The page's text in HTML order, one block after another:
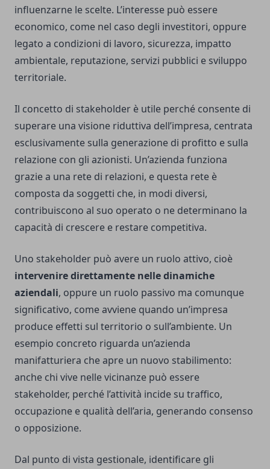
influenzarne le scelte. L’interesse può essere
economico, come nel caso degli investitori, oppure
legato a condizioni di lavoro, sicurezza, impatto
ambientale, reputazione, servizi pubblici e sviluppo
territoriale.
Il concetto di stakeholder è utile perché consente di
superare una visione riduttiva dell’impresa, centrata
esclusivamente sulla generazione di profitto e sulla
relazione con gli azionisti. Un’azienda funziona
grazie a una rete di relazioni, e questa rete è
composta da soggetti che, in modi diversi,
contribuiscono al suo operato o ne determinano la
capacità di crescere e restare competitiva.
Uno stakeholder può avere un ruolo attivo, cioè
intervenire direttamente nelle dinamiche
aziendali, oppure un ruolo passivo ma comunque
significativo, come avviene quando un’impresa
produce effetti sul territorio o sull’ambiente. Un
esempio concreto riguarda un’azienda
manifatturiera che apre un nuovo stabilimento:
anche chi vive nelle vicinanze può essere
stakeholder, perché l’attività incide su traffico,
occupazione e qualità dell’aria, generando consenso
o opposizione.
Dal punto di vista gestionale, identificare gli